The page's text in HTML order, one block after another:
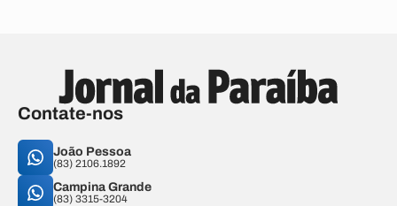
Contate-nos
João Pessoa
(83) 2106.1892
Campina Grande
(83) 3315-3204